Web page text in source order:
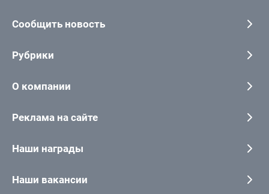
Сообщить новость
Рубрики
О компании
Реклама на сайте
Наши награды
Наши вакансии